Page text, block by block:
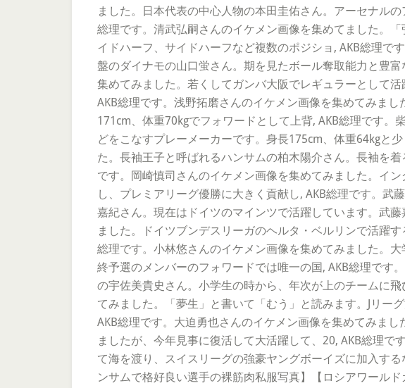
ました。日本代表の中心人物の本田圭佑さん。アーセナル
総理です。清武弘嗣さんのイケメン画像を集めてました。
イドハーフ、サイドハーフなど複数のポジショ, AKB総理で
盤のダイナモの山口蛍さん。期を見たボール奪取能力と豊
集めてみました。若くしてガンバ大阪でレギュラーとして
AKB総理です。浅野拓磨さんのイケメン画像を集めてみま
171cm、体重70kgでフォワードとして上背, AKB総理です
どをこなすプレーメーカーです。身長175cm、体重64kgと
た。長袖王子と呼ばれるハンサムの柏木陽介さん。長袖を
です。岡崎慎司さんのイケメン画像を集めてみました。イ
し、プレミアリーグ優勝に大きく貢献し, AKB総理です。
嘉紀さん。現在はドイツのマインツで活躍しています。武
ました。ドイツブンデスリーガのヘルタ・ベルリンで活躍
総理です。小林悠さんのイケメン画像を集めてみました。
終予選のメンバーのフォワードでは唯一の国, AKB総理です
の宇佐美貴史さん。小学生の時から、年次が上のチームに
てみました。「夢生」と書いて「むう」と読みます。Jリー
AKB総理です。大迫勇也さんのイケメン画像を集めてみま
ましたが、今年見事に復活して大活躍して、20, AKB総理
て海を渡り、スイスリーグの強豪ヤングボーイズに加入す
ンサムで格好良い選手の裸筋肉私服写真】【ロシアワール